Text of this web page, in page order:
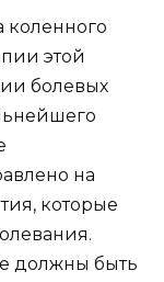
коленного
этой
болевых
на
которые
должны быть